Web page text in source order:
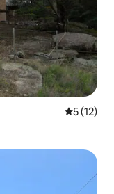
Средна
5 (12)